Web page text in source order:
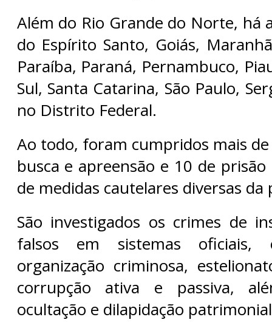
Além do Rio Grande do Norte, há
do Espírito Santo, Goiás,
Paraíba, Paraná, Pernambuco,
Sul, Santa Catarina, São Paulo,
no Distrito Federal.
Ao todo, foram cumpridos mais
busca e apreensão e 10 de
de medidas cautelares diversas
São investigados os crimes de
falsos em sistemas oficiais,
organização criminosa,
corrupção ativa e passiva,
ocultação e dilapidação